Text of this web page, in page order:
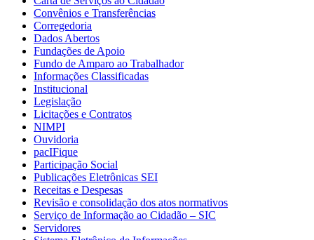
Convênios e Transferências
Corregedoria
Dados Abertos
Fundações de Apoio
Fundo de Amparo ao Trabalhador
Informações Classificadas
Institucional
Legislação
Licitações e Contratos
NIMPI
Ouvidoria
pacIFique
Participação Social
Publicações Eletrônicas SEI
Receitas e Despesas
Revisão e consolidação dos atos normativos
Serviço de Informação ao Cidadão – SIC
Servidores